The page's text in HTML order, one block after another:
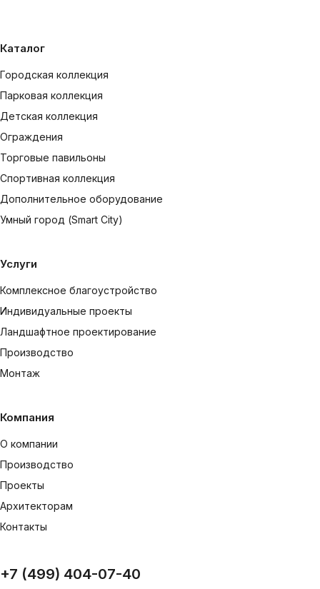
Каталог
Городская коллекция
Парковая коллекция
Детская коллекция
Ограждения
Торговые павильоны
Спортивная коллекция
Дополнительное оборудование
Умный город (Smart City)
Услуги
Комплексное благоустройство
Индивидуальные проекты
Ландшафтное проектирование
Производство
Монтаж
Компания
О компании
Производство
Проекты
Архитекторам
Контакты
+7 (499) 404-07-40